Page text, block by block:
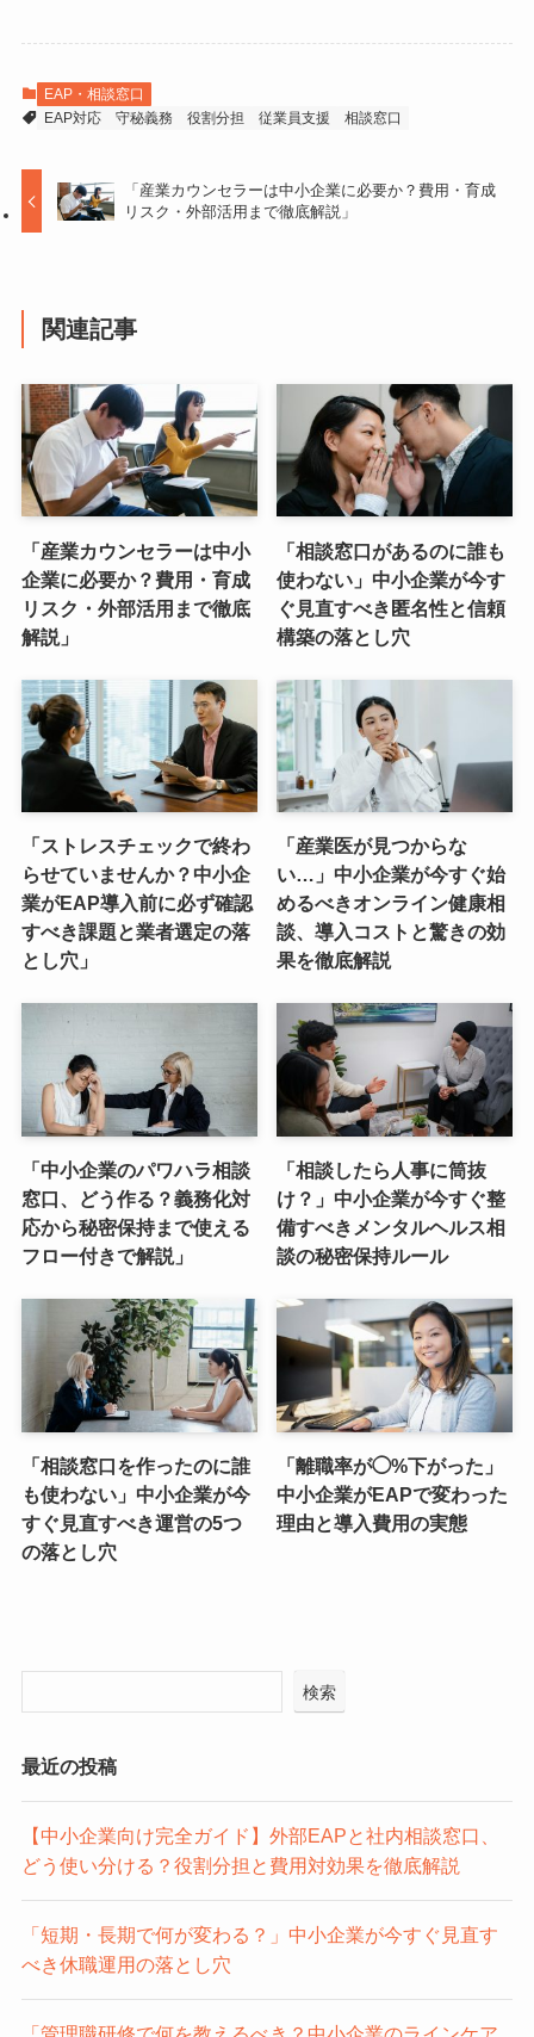
EAP・相談窓口
EAP対応
守秘義務 役割分担 従業員支援 相談窓口
「産業カウンセラーは中小企業に必要か？費用・育成
リスク・外部活用まで徹底解説」
関連記事
「産業カウンセラーは中小
企業に必要か？費用・育成
リスク・外部活用まで徹底
解説」
「相談窓口があるのに誰も
使わない」中小企業が今す
ぐ見直すべき匿名性と信頼
構築の落とし穴
「ストレスチェックで終わ
らせていませんか？中小企
業がEAP導入前に必ず確認
すべき課題と業者選定の落
とし穴」
「産業医が見つからな
い…」中小企業が今すぐ始
めるべきオンライン健康相
談、導入コストと驚きの効
果を徹底解説
「中小企業のパワハラ相談
窓口、どう作る？義務化対
応から秘密保持まで使える
フロー付きで解説」
「相談したら人事に筒抜
け？」中小企業が今すぐ整
備すべきメンタルヘルス相
談の秘密保持ルール
「相談窓口を作ったのに誰
も使わない」中小企業が今
すぐ見直すべき運営の5つ
の落とし穴
「離職率が◯%下がった」
中小企業がEAPで変わった
理由と導入費用の実態
検索
最近の投稿
【中小企業向け完全ガイド】外部EAPと社内相談窓口、
どう使い分ける？役割分担と費用対効果を徹底解説
「短期・長期で何が変わる？」中小企業が今すぐ見直す
べき休職運用の落とし穴